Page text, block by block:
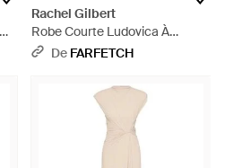
Rachel Gilbert
Robe Courte Ludovica À
Ornements - Blanc
De FARFETCH